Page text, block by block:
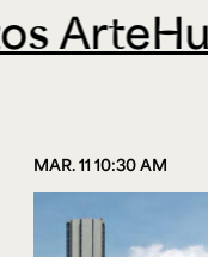
7
MAR. 11 10:30 AM